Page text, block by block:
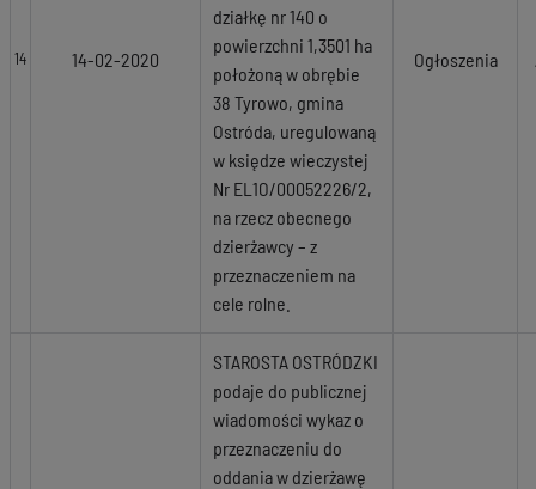
14 14-02-2020
działkę nr 140 o
powierzchni 1,3501 ha
położoną w obrębie
38 Tyrowo, gmina
Ostróda, uregulowaną
w księdze wieczystej
Nr EL1O/00052226/2,
na rzecz obecnego
dzierżawcy – z
przeznaczeniem na
cele rolne.
Ogłoszenia
STAROSTA OSTRÓDZKI
podaje do publicznej
wiadomości wykaz o
przeznaczeniu do
oddania w dzierżawę